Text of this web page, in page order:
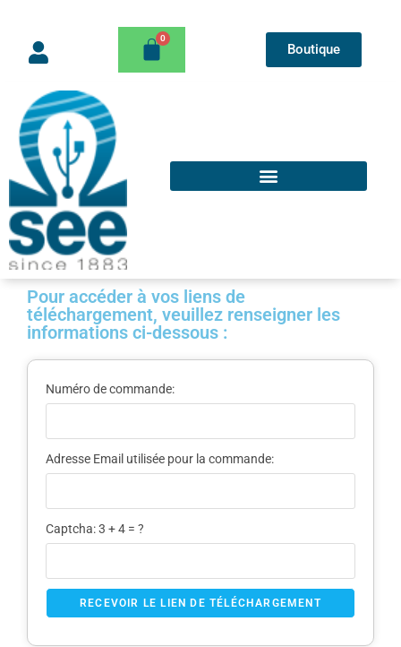
Boutique
Pour accéder à vos liens de
téléchargement, veuillez renseigner les
informations ci-dessous :
Numéro de commande:
Adresse Email utilisée pour la commande:
Captcha:3 + 4 = ?